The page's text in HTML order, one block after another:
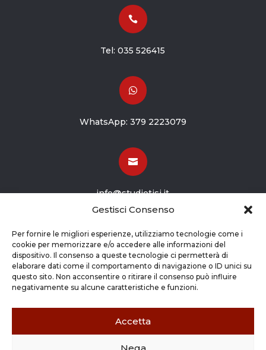
Gestisci Consenso
Per fornire le migliori esperienze, utilizziamo tecnologie come i
cookie per memorizzare e/o accedere alle informazioni del
dispositivo. Il consenso a queste tecnologie ci permetterà di
elaborare dati come il comportamento di navigazione o ID unici su
questo sito. Non acconsentire o ritirare il consenso può influire
negativamente su alcune caratteristiche e funzioni.
Accetta
Nega

Tel:035 526415

WhatsApp: 379 2223079

info@studiotisi.it

Viale Europa 8
Grassobbio BG (24050)